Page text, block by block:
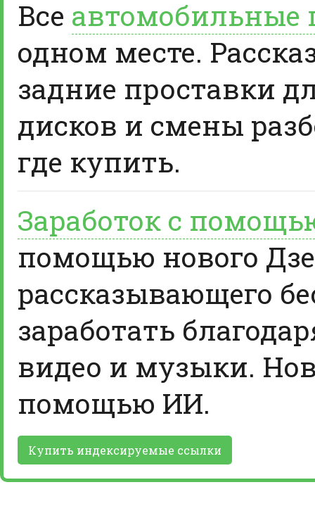
Все автомобильные
одном месте.
задние проставки
дисков и смены
где купить.
Заработок с
помощью нового
рассказывающего
заработать
видео и музыки.
помощью ИИ.
Купить индексируемые ссылки